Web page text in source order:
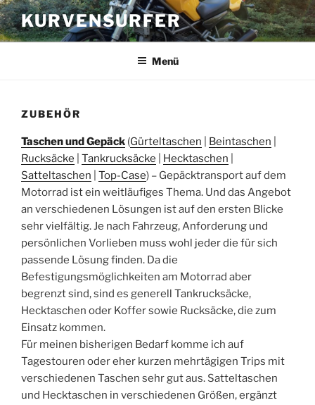
Zum
Inhalt
springen
KURVENSURFER
Menü
ZUBEHÖR
Taschen und Gepäck (Gürteltaschen Beintaschen
Rucksäcke
Tankrucksäcke Hecktaschen
Satteltaschen
Top-Case) – Gepäcktransport auf dem
Motorrad ist ein weitläufiges Thema. Und das Angebot
an verschiedenen Lösungen ist auf den ersten Blicke
sehr vielfältig. Je nach Fahrzeug, Anforderung und
persönlichen Vorlieben muss wohl jeder die für sich
passende Lösung finden. Da die
Befestigungsmöglichkeiten am Motorrad aber
begrenzt sind, sind es generell Tankrucksäcke,
Hecktaschen oder Koffer sowie Rucksäcke, die zum
Einsatz kommen.
Für meinen bisherigen Bedarf komme ich auf
Tagestouren oder eher kurzen mehrtägigen Trips mit
verschiedenen Taschen sehr gut aus. Satteltaschen
und Hecktaschen in verschiedenen Größen, ergänzt